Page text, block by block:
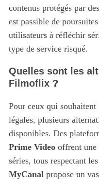
contenus protégés par
est passible de
utilisateurs à réfléchir
type de service risqué.
Quelles sont les
Filmoflix ?
Pour ceux qui
légales, plusieurs
disponibles. Des
Prime Videooffrent une
séries, tous respectant
MyCanalpropose un